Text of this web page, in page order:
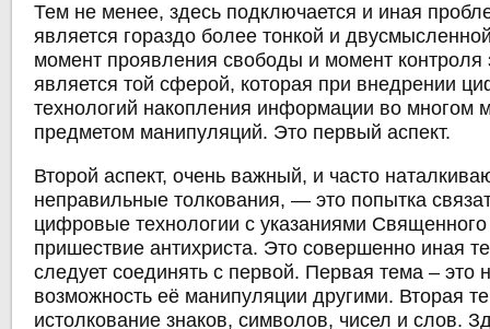
Тем не менее, здесь подключается и иная
является гораздо более тонкой и
момент проявления свободы и момент контроля
является той сферой, которая при внедрении
технологий накопления информации во многом
предметом манипуляций. Это первый аспект.
Второй аспект, очень важный, и часто
неправильные толкования, ― это попытка
цифровые технологии с указаниями
пришествие антихриста. Это совершенно иная
следует соединять с первой. Первая тема – это
возможность её манипуляции другими. Вторая
истолкование знаков, символов, чисел и слов.